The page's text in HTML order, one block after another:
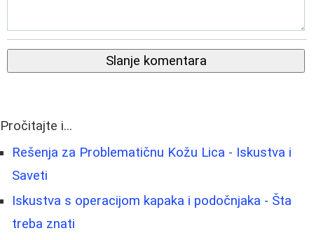
Slanje komentara
Pročitajte i...
Rešenja za Problematičnu Kožu Lica - Iskustva i
Saveti
Iskustva s operacijom kapaka i podočnjaka - Šta
treba znati